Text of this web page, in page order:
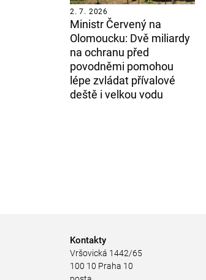
Ministr Červený na
Olomoucku: Dvě miliardy
na ochranu před
povodněmi pomohou
lépe zvládat přívalové
deště i velkou vodu
2. 7. 2026
Kontakty
Vršovická 1442/65
100 10 Praha 10